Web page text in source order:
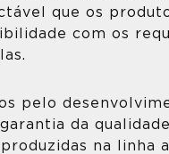
que os
com os
pelo
da
na